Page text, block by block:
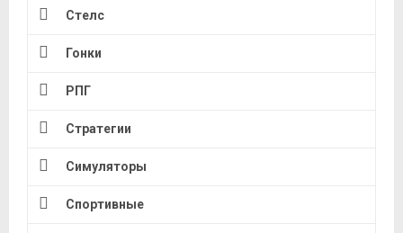
Стелс
Гонки
РПГ
Стратегии
Симуляторы
Спортивные